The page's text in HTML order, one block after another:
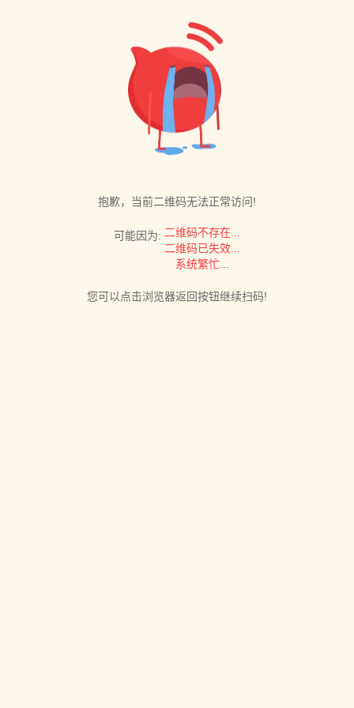
抱歉，当前二维码无法正常访问!
可能因为: 二维码不存在...
二维码已失效...
系统繁忙...
您可以点击浏览器返回按钮继续扫码!